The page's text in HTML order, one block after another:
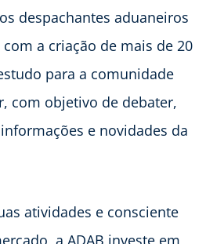
despachantes aduaneiros
a criação de mais de 20
para a comunidade
com objetivo de debater,
e novidades da
atividades e consciente
a ADAB investe em